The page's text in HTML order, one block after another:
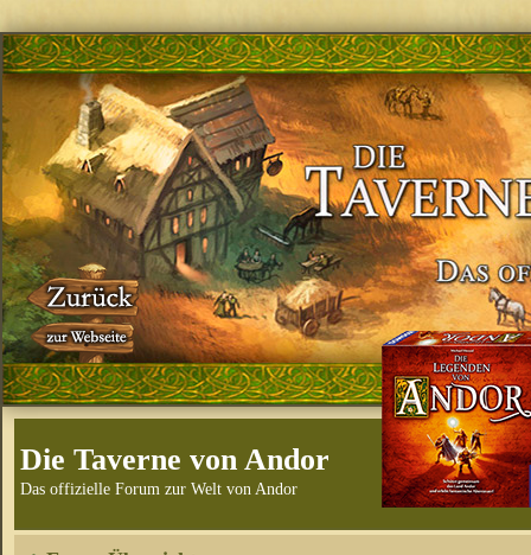
Die Taverne von Andor
Das offizielle Forum zur Welt von Andor